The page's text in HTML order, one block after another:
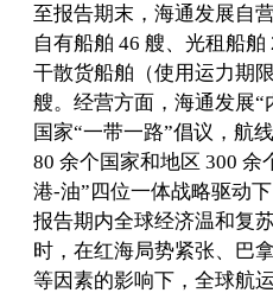
至报告期末，海通发展自
自有船舶 46 艘、光租船
干散货船舶（使用运力期
艘。经营方面，海通发展
国家“一带一路”倡议，航
80 余个国家和地区 300 余
港-油”四位一体战略驱动
报告期内全球经济温和复
时，在红海局势紧张、巴
等因素的影响下，全球航